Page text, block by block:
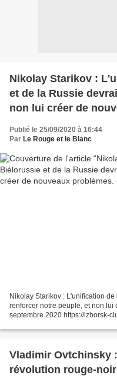
Nikolay Starikov :
et de la Russie
non lui créer de
d'Izborsk, 25
Publié le 25/09/2020 à 16:44
Par Le Rouge et le Blanc
Nikolay Starikov : L'unification
renforcer notre peuple, et non lui
septembre 2020 https://izborsk-
Vladimir Ovtchinsky
révolution rouge-